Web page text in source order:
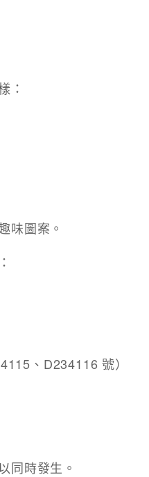
：
味圖案。
、D234116 號）
同時發生。